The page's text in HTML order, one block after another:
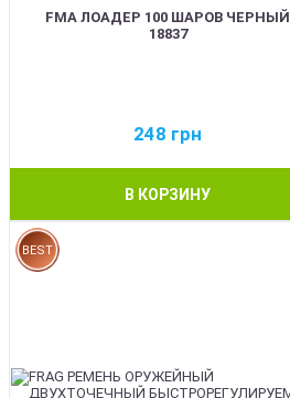
FMA ЛОАДЕР 100 ШАРОВ ЧЕРНЫЙ
18837
248 грн
В КОРЗИНУ
BEST